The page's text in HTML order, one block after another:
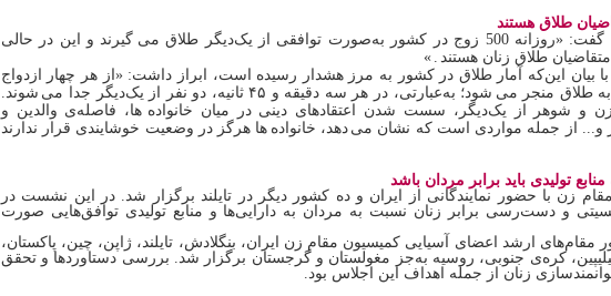
به‌صورت توافقی از یک‌دیگر طلاق می
گیرند و این در حالی
.
»
بیان این‌که آمار طلاق در کشور به مرز هشدار رسیده است، ابراز داشت: «از هر چهار ازدواج
طلاق منجر می شود؛ به‌عبارتی، در هر سه دقیقه و ۴۵ ثانیه، دو نفر از یک‌دیگر جدا می
شوند.
زن و شوهر از یک‌دیگر، سست شدن اعتقادهای دینی در میان خانواده ها، فاصله‌ی والدین و
و... از جمله مواردی است که نشان می دهد، خانواده ها هرگز در وضعیت خوشایندی قرار ندارند
تولیدی باید برابر مردان باشد
زن با حضور نمایندگانی از ایران و ده کشور دیگر در تایلند برگزار شد. در این نشست در
و دست‌رسی برابر زنان نسبت به مردان به دارایی‌ها و منابع تولیدی توافق‌هایی صورت
ارشد اعضای آسیایی کمیسیون مقام زن ایران، بنگلادش، تایلند، ژاپن، چین، پاکستان،
کره‌ی جنوبی، روسیه به‌جز مغولستان و گرجستان برگزار شد. بررسی دستاوردها و تحقق
زنان از جمله اهداف این اجلاس بود.